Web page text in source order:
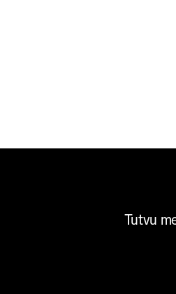
Tutvu